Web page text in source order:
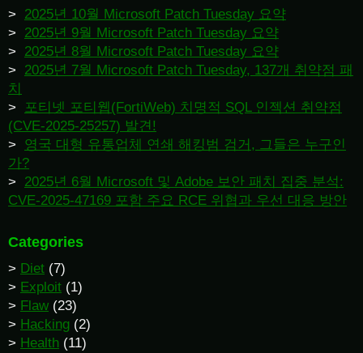
2025년 10월 Microsoft Patch Tuesday 요약
2025년 9월 Microsoft Patch Tuesday 요약
2025년 8월 Microsoft Patch Tuesday 요약
2025년 7월 Microsoft Patch Tuesday, 137개 취약점 패
치
포티넷 포티웹(FortiWeb) 치명적 SQL 인젝션 취약점
(CVE-2025-25257) 발견!
영국 대형 유통업체 연쇄 해킹범 검거, 그들은 누구인
가?
2025년 6월 Microsoft 및 Adobe 보안 패치 집중 분석:
CVE-2025-47169 포함 주요 RCE 위협과 우선 대응 방안
Categories
Diet (7)
Exploit (1)
Flaw (23)
Hacking (2)
Health (11)